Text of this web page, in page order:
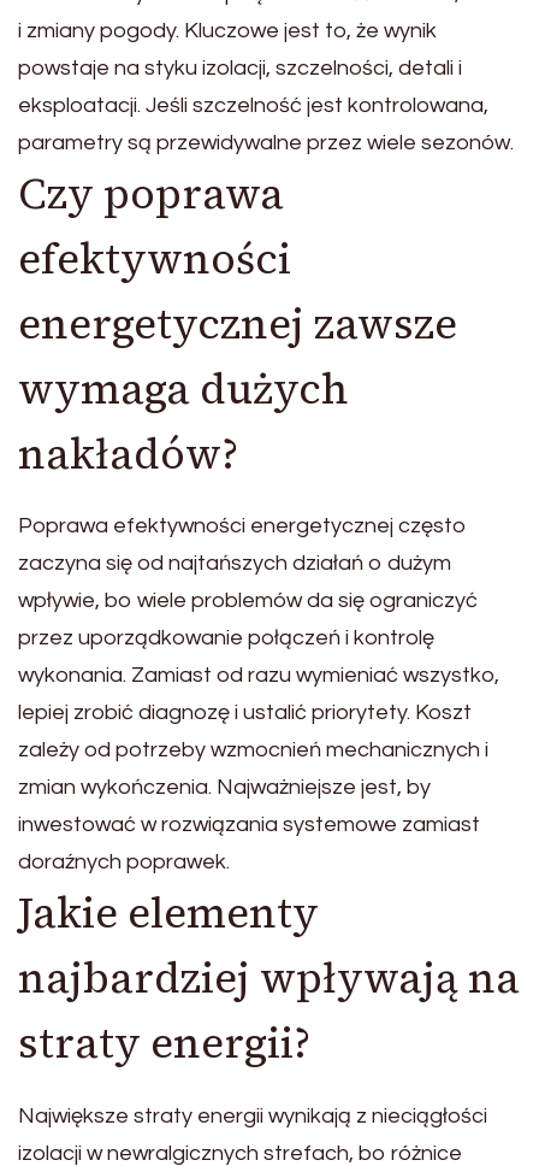
i zmiany pogody. Kluczowe jest to, że wynik
powstaje na styku izolacji, szczelności, detali i
eksploatacji. Jeśli szczelność jest kontrolowana,
parametry są przewidywalne przez wiele sezonów.
Czy poprawa
efektywności
energetycznej zawsze
wymaga dużych
nakładów?
Poprawa efektywności energetycznej często
zaczyna się od najtańszych działań o dużym
wpływie, bo wiele problemów da się ograniczyć
przez uporządkowanie połączeń i kontrolę
wykonania. Zamiast od razu wymieniać wszystko,
lepiej zrobić diagnozę i ustalić priorytety. Koszt
zależy od potrzeby wzmocnień mechanicznych i
zmian wykończenia. Najważniejsze jest, by
inwestować w rozwiązania systemowe zamiast
doraźnych poprawek.
Jakie elementy
najbardziej wpływają na
straty energii?
Największe straty energii wynikają z nieciągłości
izolacji w newralgicznych strefach, bo różnice